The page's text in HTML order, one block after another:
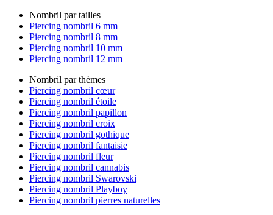
Nombril par tailles
Piercing nombril 6 mm
Piercing nombril 8 mm
Piercing nombril 10 mm
Piercing nombril 12 mm
Nombril par thèmes
Piercing nombril cœur
Piercing nombril étoile
Piercing nombril papillon
Piercing nombril croix
Piercing nombril gothique
Piercing nombril fantaisie
Piercing nombril fleur
Piercing nombril cannabis
Piercing nombril Swarovski
Piercing nombril Playboy
Piercing nombril pierres naturelles